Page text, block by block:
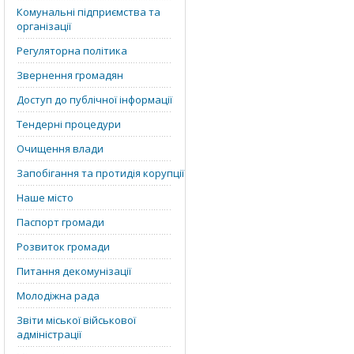
Комунальні підприємства та
організації
Регуляторна політика
Звернення громадян
Доступ до публічної інформації
Тендерні процедури
Очищення влади
Запобігання та протидія корупції
Наше місто
Паспорт громади
Розвиток громади
Питання декомунізації
Молодіжна рада
Звіти міської військової
адміністрації